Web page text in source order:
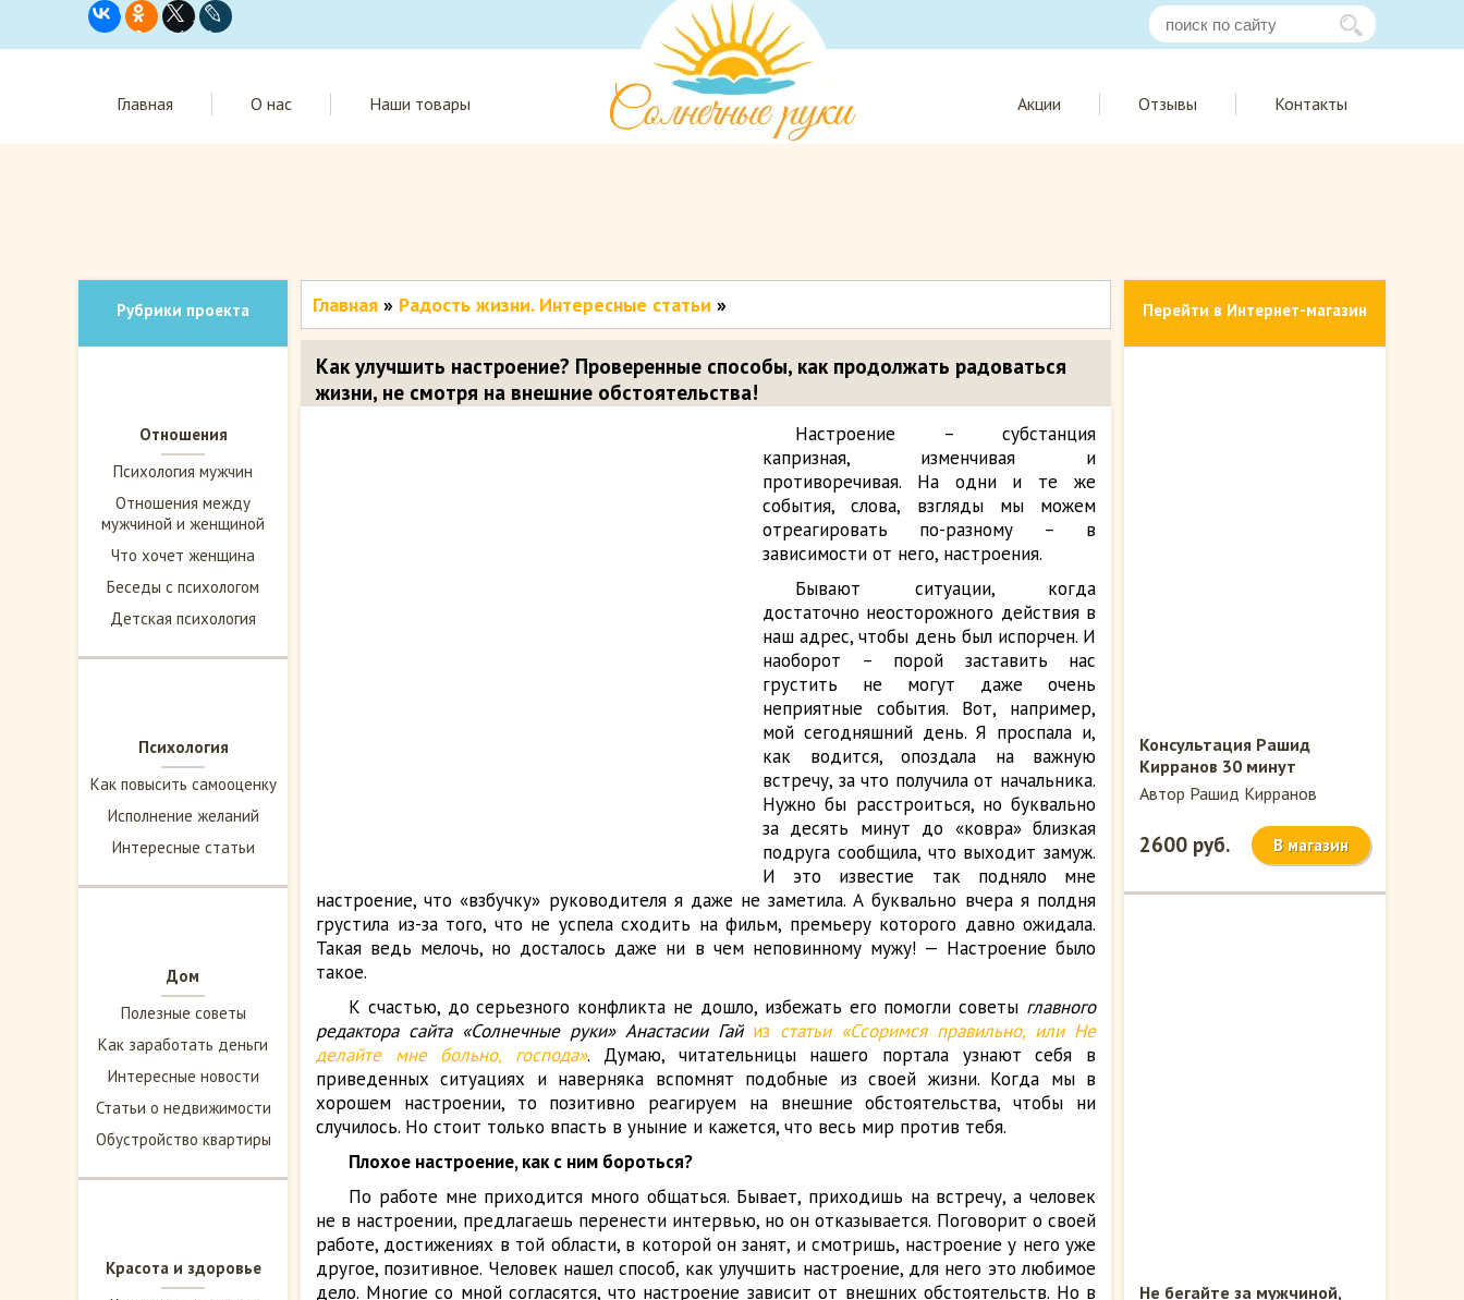
Главная О нас Наши товары Акции Отзывы Контакты
Рубрики проекта
Отношения
Психология мужчин
Отношения между
мужчиной и женщиной
Что хочет женщина
Беседы с психологом
Детская психология
Психология
Как повысить самооценку
Исполнение желаний
Интересные статьи
Дом
Полезные советы
Как заработать деньги
Интересные новости
Статьи о недвижимости
Обустройство квартиры
Красота и здоровье
Главная » Радость жизни. Интересные статьи »
Как улучшить настроение? Проверенные способы, как продолжать радоваться
жизни, не смотря на внешние обстоятельства!
Настроение – субстанция
капризная, изменчивая и
противоречивая. На одни и те же
события, слова, взгляды мы можем
отреагировать по-разному – в
зависимости от него, настроения.
Бывают ситуации, когда
достаточно неосторожного действия в
наш адрес, чтобы день был испорчен. И
наоборот – порой заставить нас
грустить не могут даже очень
неприятные события. Вот, например,
мой сегодняшний день. Я проспала и,
как водится, опоздала на важную
встречу, за что получила от начальника.
Нужно бы расстроиться, но буквально
за десять минут до «ковра» близкая
подруга сообщила, что выходит замуж.
И это известие так подняло мне
настроение, что «взбучку» руководителя я даже не заметила. А буквально вчера я полдня
грустила из-за того, что не успела сходить на фильм, премьеру которого давно ожидала.
Такая ведь мелочь, но досталось даже ни в чем неповинному мужу! — Настроение было
такое.
К счастью, до серьезного конфликта не дошло, избежать его помогли советы главного
редактора сайта «Солнечные руки» Анастасии Гай из статьи «Ссоримся правильно, или Не
делайте мне больно, господа». Думаю, читательницы нашего портала узнают себя в
приведенных ситуациях и наверняка вспомнят подобные из своей жизни. Когда мы в
хорошем настроении, то позитивно реагируем на внешние обстоятельства, чтобы ни
случилось. Но стоит только впасть в уныние и кажется, что весь мир против тебя.
Плохое настроение, как с ним бороться?
По работе мне приходится много общаться. Бывает, приходишь на встречу, а человек
не в настроении, предлагаешь перенести интервью, но он отказывается. Поговорит о своей
работе, достижениях в той области, в которой он занят, и смотришь, настроение у него уже
другое, позитивное. Человек нашел способ, как улучшить настроение, для него это любимое
дело. Многие со мной согласятся, что настроение зависит от внешних обстоятельств. Но в
Перейти в Интернет-магазин
Консультация Рашид
Кирранов 30 минут
Автор Рашид Кирранов
2600 руб. В магазин
Не бегайте за мужчиной,